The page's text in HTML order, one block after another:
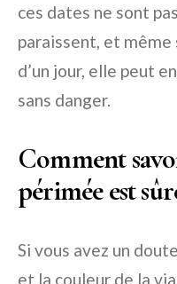
ces dates ne sont
paraissent, et
d’un jour, elle peut
sans danger.
Comment
périmée est
Si vous avez un
et la couleur de la